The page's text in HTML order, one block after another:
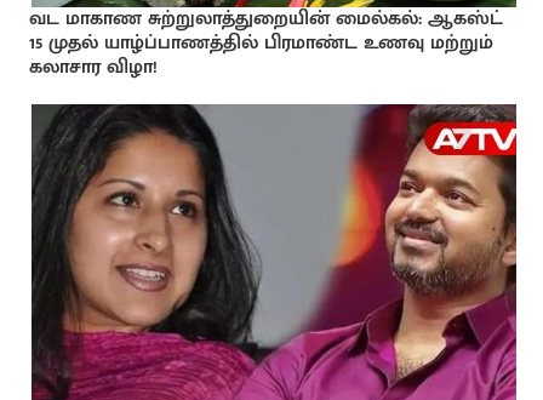
வட மாகாண சுற்றுலாத்துறையின் மைல்கல்: ஆகஸ்ட்
15 முதல் யாழ்ப்பாணத்தில் பிரமாண்ட உணவு மற்றும்
கலாசார விழா!